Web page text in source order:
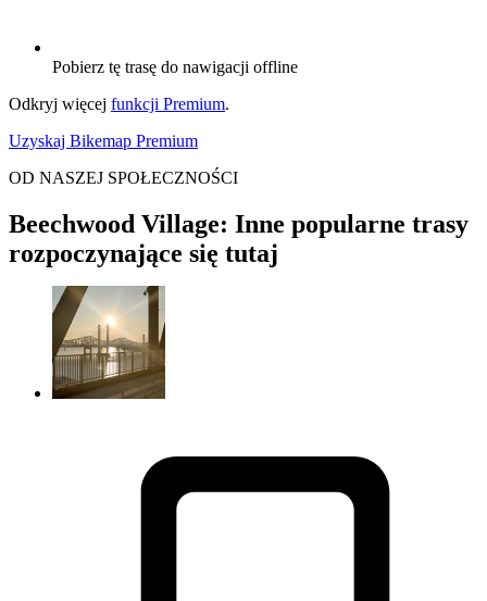
Pobierz tę trasę do nawigacji offline
Odkryj więcej funkcji Premium.
Uzyskaj Bikemap Premium
OD NASZEJ SPOŁECZNOŚCI
Beechwood Village: Inne popularne trasy
rozpoczynające się tutaj